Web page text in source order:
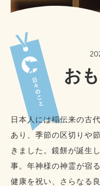
お
日本人には稲伝来の古
あり、季節の区切りや
きました。鏡餅が誕生
事。年神様の神霊が宿
健康を祝い、さらなる